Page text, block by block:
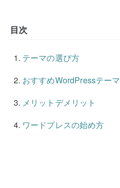
目次
テーマの選び方
おすすめWordPressテーマ
メリットデメリット
ワードプレスの始め方